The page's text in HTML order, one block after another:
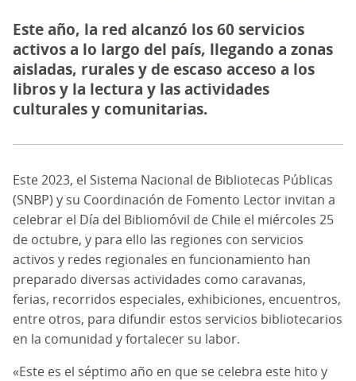
Este año, la red alcanzó los 60 servicios
activos a lo largo del país, llegando a zonas
aisladas, rurales y de escaso acceso a los
libros y la lectura y las actividades
culturales y comunitarias.
Este 2023, el Sistema Nacional de Bibliotecas Públicas
(SNBP) y su Coordinación de Fomento Lector invitan a
celebrar el Día del Bibliomóvil de Chile el miércoles 25
de octubre, y para ello las regiones con servicios
activos y redes regionales en funcionamiento han
preparado diversas actividades como caravanas,
ferias, recorridos especiales, exhibiciones, encuentros,
entre otros, para difundir estos servicios bibliotecarios
en la comunidad y fortalecer su labor.
«Este es el séptimo año en que se celebra este hito y